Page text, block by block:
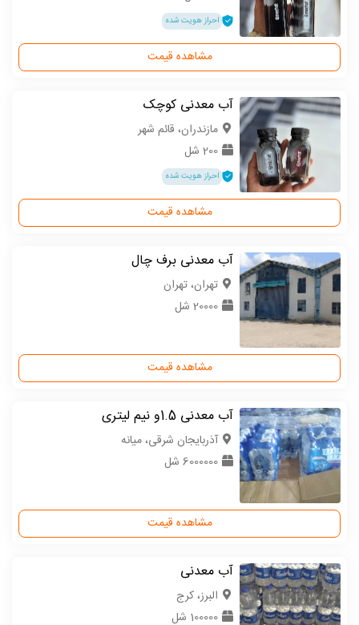
احراز هویت شده
مشاهده قیمت
آب معدنی کوچک
مازندران، قائم شهر
200 شل
احراز هویت شده
مشاهده قیمت
آب معدنی برف چال
تهران، تهران
20000 شل
مشاهده قیمت
آب معدنی 1.5و نیم لیتری
آذربایجان شرقی، میانه
6000000 شل
مشاهده قیمت
آب معدنی
البرز، کرج
100000 شل